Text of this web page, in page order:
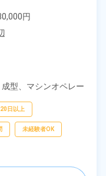
広島県東広島市》
円
成型、 マシンオペレー
日以上
未経験者OK